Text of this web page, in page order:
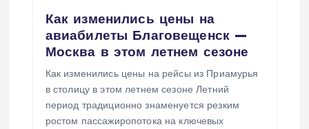
Как изменились цены на
авиабилеты Благовещенск —
Москва в этом летнем сезоне
Как изменились цены на рейсы из Приамурья
в столицу в этом летнем сезоне Летний
период традиционно знаменуется резким
ростом пассажиропотока на ключевых